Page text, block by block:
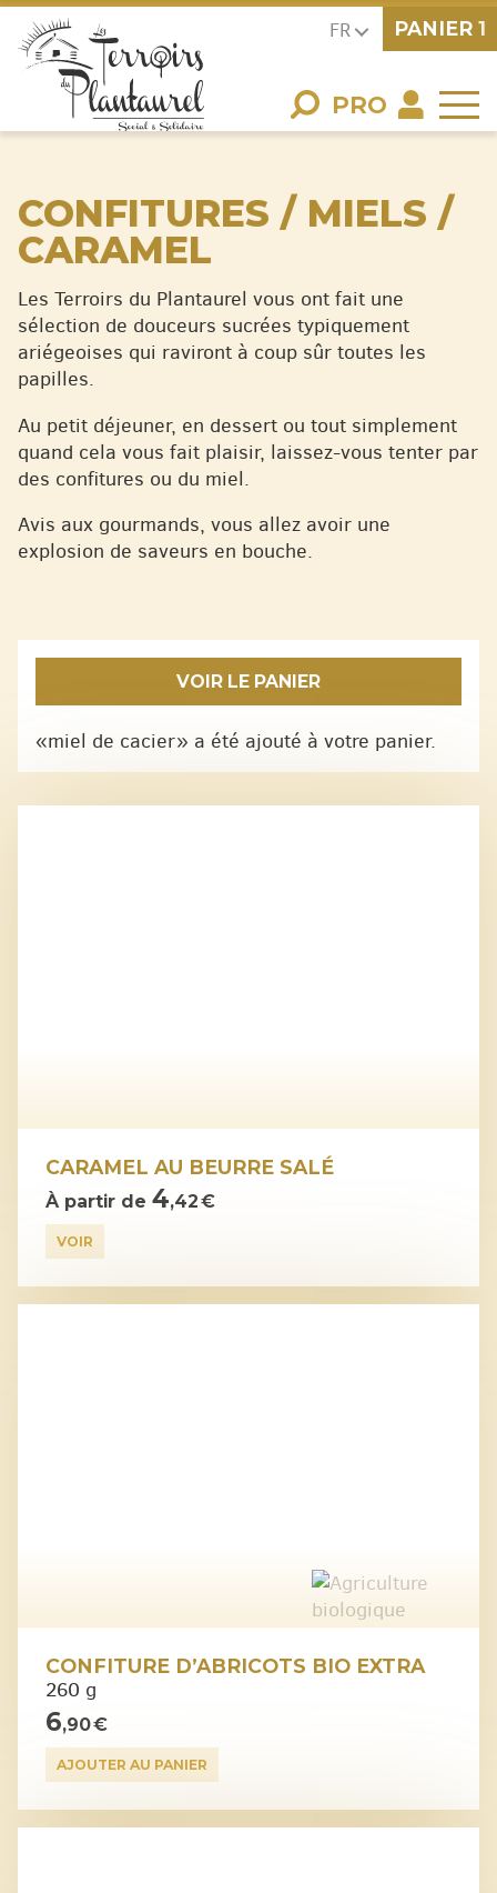
FR
PRO
PANIER 1
CONFITURES / MIELS /
CARAMEL
Les Terroirs du Plantaurel vous ont fait une
sélection de douceurs sucrées typiquement
ariégeoises qui raviront à coup sûr toutes les
papilles.
Au petit déjeuner, en dessert ou tout simplement
quand cela vous fait plaisir, laissez-vous tenter par
des confitures ou du miel.
Avis aux gourmands, vous allez avoir une
explosion de saveurs en bouche.
VOIR LE PANIER
«miel de cacier» a été ajouté à votre panier.
CARAMEL AU BEURRE SALÉ
À partir de 4,42 €
VOIR
CONFITURE D’ABRICOTS BIO EXTRA
260 g
6,90 €
AJOUTER AU PANIER